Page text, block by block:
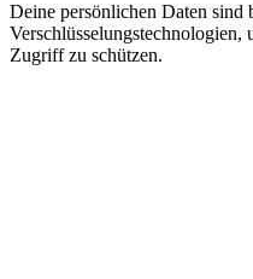
Deine persönlichen Daten sind
Zugriff zu schützen.